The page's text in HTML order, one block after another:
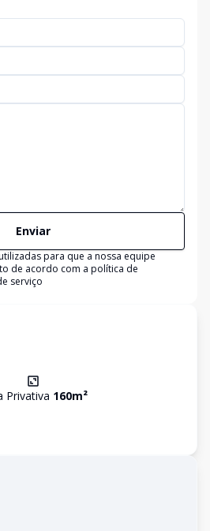
Enviar
para que a nossa equipe
de acordo com a política de
serviço
Privativa 160m²